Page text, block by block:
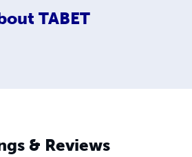
TABET
& Reviews